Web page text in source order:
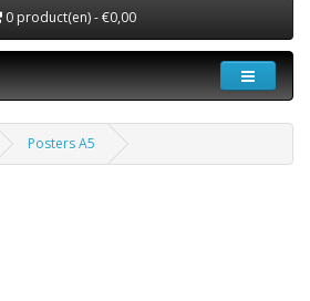
0 product(en) - €0,00
Posters A5